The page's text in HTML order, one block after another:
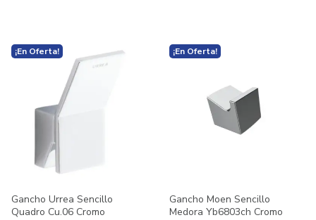
¡En Oferta!
Gancho Urrea Sencillo
Quadro Cu.06 Cromo
¡En Oferta!
Gancho Moen Sencillo
Medora Yb6803ch Cromo